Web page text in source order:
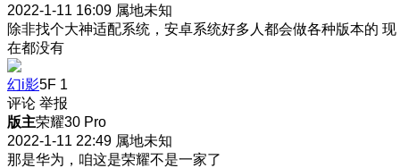
2022-1-11 16:09 属地未知
除非找个大神适配系统，安卓系统好多人都会做各种版本的 现
在都没有
幻i影5F 1
评论 举报
版主荣耀30 Pro
2022-1-11 22:49 属地未知
那是华为，咱这是荣耀不是一家了